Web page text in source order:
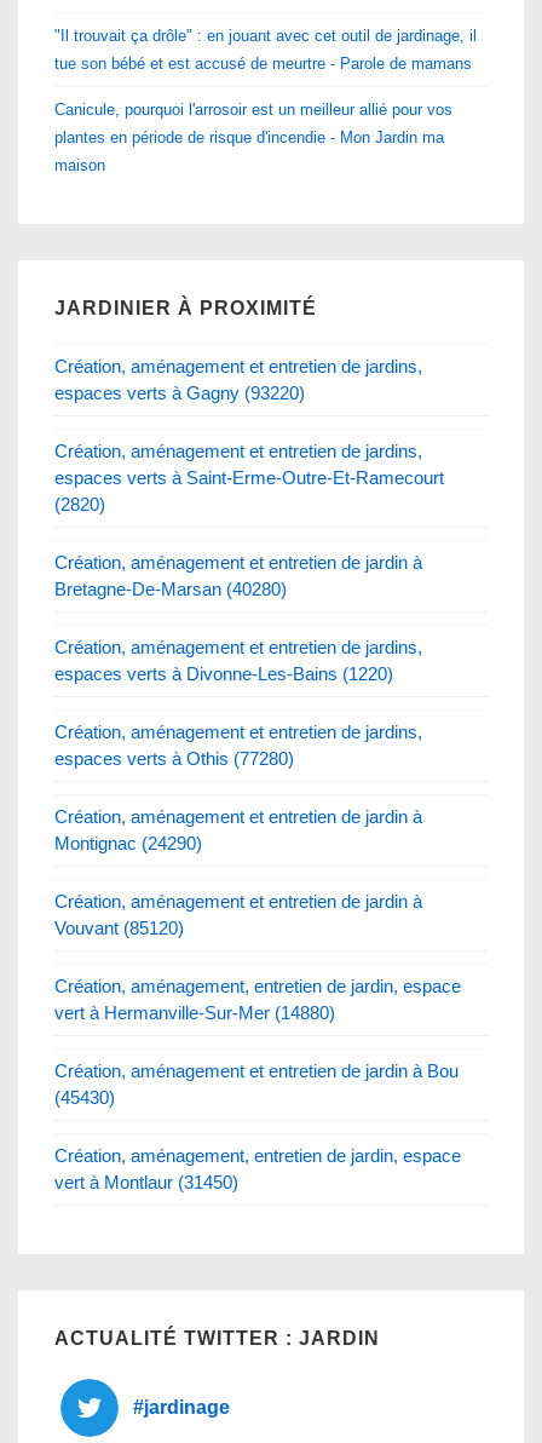
"Il trouvait ça drôle" : en jouant avec cet outil de jardinage, il
tue son bébé et est accusé de meurtre - Parole de mamans
Canicule, pourquoi l'arrosoir est un meilleur allié pour vos
plantes en période de risque d'incendie - Mon Jardin ma
maison
JARDINIER À PROXIMITÉ
Création, aménagement et entretien de jardins,
espaces verts à Gagny (93220)
Création, aménagement et entretien de jardins,
espaces verts à Saint-Erme-Outre-Et-Ramecourt
(2820)
Création, aménagement et entretien de jardin à
Bretagne-De-Marsan (40280)
Création, aménagement et entretien de jardins,
espaces verts à Divonne-Les-Bains (1220)
Création, aménagement et entretien de jardins,
espaces verts à Othis (77280)
Création, aménagement et entretien de jardin à
Montignac (24290)
Création, aménagement et entretien de jardin à
Vouvant (85120)
Création, aménagement, entretien de jardin, espace
vert à Hermanville-Sur-Mer (14880)
Création, aménagement et entretien de jardin à Bou
(45430)
Création, aménagement, entretien de jardin, espace
vert à Montlaur (31450)
ACTUALITÉ TWITTER : JARDIN
#jardinage